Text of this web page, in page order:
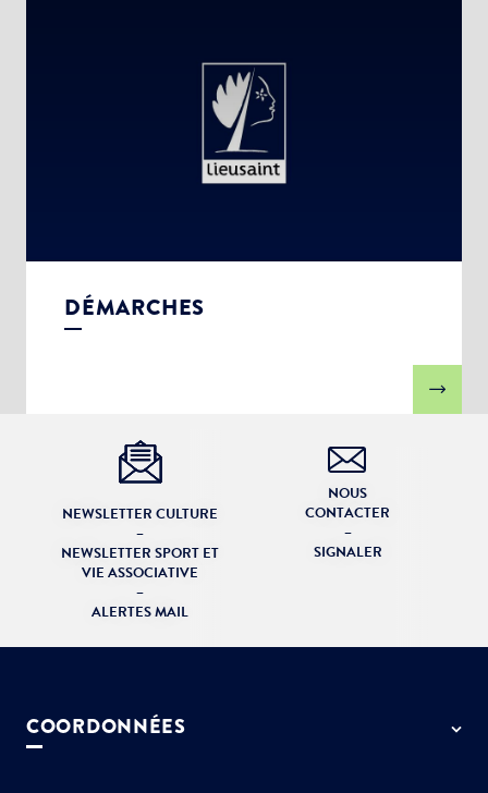
DÉMARCHES
NEWSLETTER CULTURE
–
NEWSLETTER SPORT ET
VIE ASSOCIATIVE
–
ALERTES MAIL
NOUS
CONTACTER
–
SIGNALER
COORDONNÉES